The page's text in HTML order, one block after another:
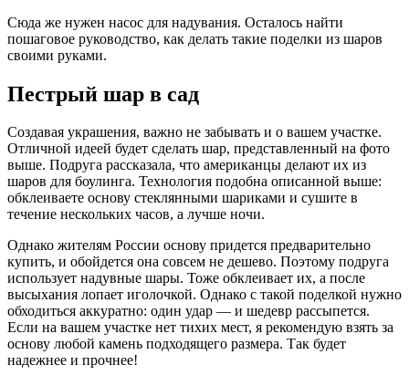
Сюда же нужен насос для надувания. Осталось найти
пошаговое руководство, как делать такие поделки из шаров
своими руками.
Пестрый шар в сад
Создавая украшения, важно не забывать и о вашем участке.
Отличной идеей будет сделать шар, представленный на фото
выше. Подруга рассказала, что американцы делают их из
шаров для боулинга. Технология подобна описанной выше:
обклеиваете основу стеклянными шариками и сушите в
течение нескольких часов, а лучше ночи.
Однако жителям России основу придется предварительно
купить, и обойдется она совсем не дешево. Поэтому подруга
использует надувные шары. Тоже обклеивает их, а после
высыхания лопает иголочкой. Однако с такой поделкой нужно
обходиться аккуратно: один удар — и шедевр рассыпется.
Если на вашем участке нет тихих мест, я рекомендую взять за
основу любой камень подходящего размера. Так будет
надежнее и прочнее!